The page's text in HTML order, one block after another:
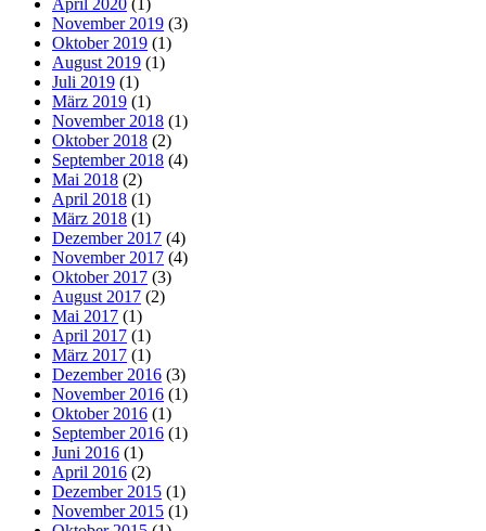
November 2019 (3)
Oktober 2019 (1)
August 2019 (1)
Juli 2019 (1)
März 2019 (1)
November 2018 (1)
Oktober 2018 (2)
September 2018 (4)
Mai 2018 (2)
April 2018 (1)
März 2018 (1)
Dezember 2017 (4)
November 2017 (4)
Oktober 2017 (3)
August 2017 (2)
Mai 2017 (1)
April 2017 (1)
März 2017 (1)
Dezember 2016 (3)
November 2016 (1)
Oktober 2016 (1)
September 2016 (1)
Juni 2016 (1)
April 2016 (2)
Dezember 2015 (1)
November 2015 (1)